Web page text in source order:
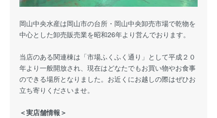
岡山中央水産は岡山市の台所・岡山中央卸売市場で乾物を
中心とした卸売販売業を昭和26年より営んでおります。
当店のある関連棟は「市場ふくふく通り」として平成２０
年より一般開放され、現在はどなたでもお買い物やお食事
のできる場所となりました。お近くにお越しの際はぜひお
立ち寄りくださいませ。
＜実店舗情報＞